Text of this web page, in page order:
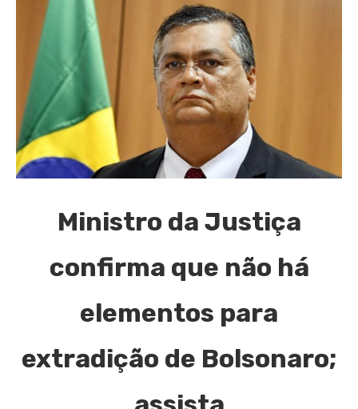
Ministro da Justiça
confirma que não há
elementos para
extradição de Bolsonaro;